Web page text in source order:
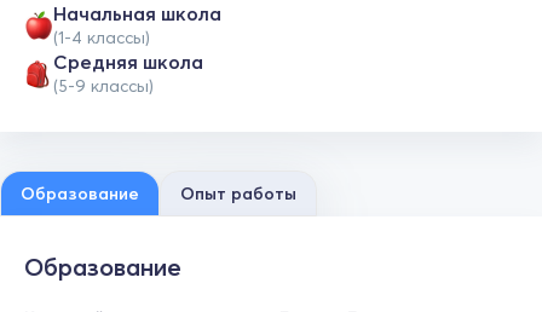
Начальная школа
(1-4 классы)
Средняя школа
(5-9 классы)
Образование Опыт работы
Образование